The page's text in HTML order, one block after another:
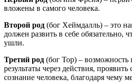
вложены в самого человека.
Второй род (бог Хеймдалль) – это
должен развить в себе обязательно,
ушли.
Третий род (бог Тор) – возможность
результаты через действия,
сознание человека, благодаря чему